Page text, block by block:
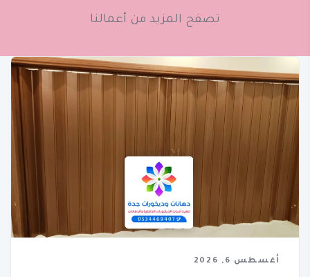
تصفح المزيد من أعمالنا
أغسطس 6, 2026